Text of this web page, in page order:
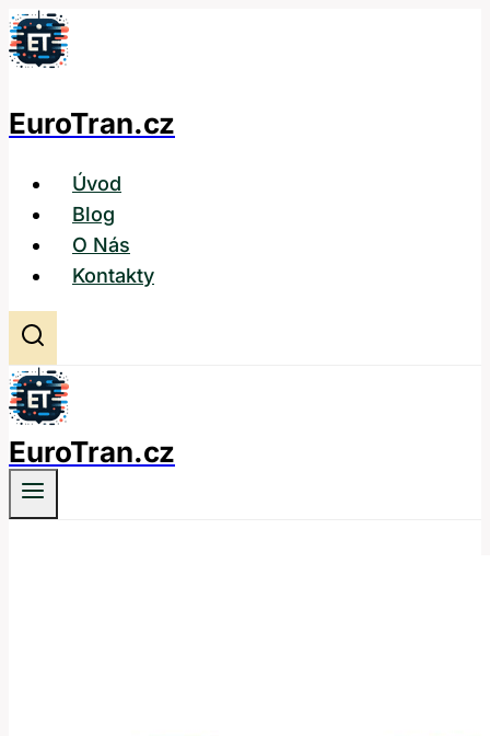
Přeskočit
na
EuroTran.cz
Úvod
Blog
O Nás
Kontakty
EuroTran.cz